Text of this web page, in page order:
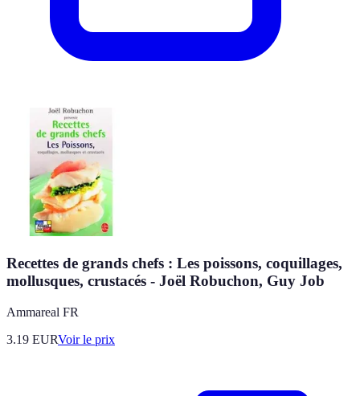
Recettes de grands chefs : Les poissons, coquillages,
mollusques, crustacés - Joël Robuchon, Guy Job
Ammareal FR
3.19 EURVoir le prix